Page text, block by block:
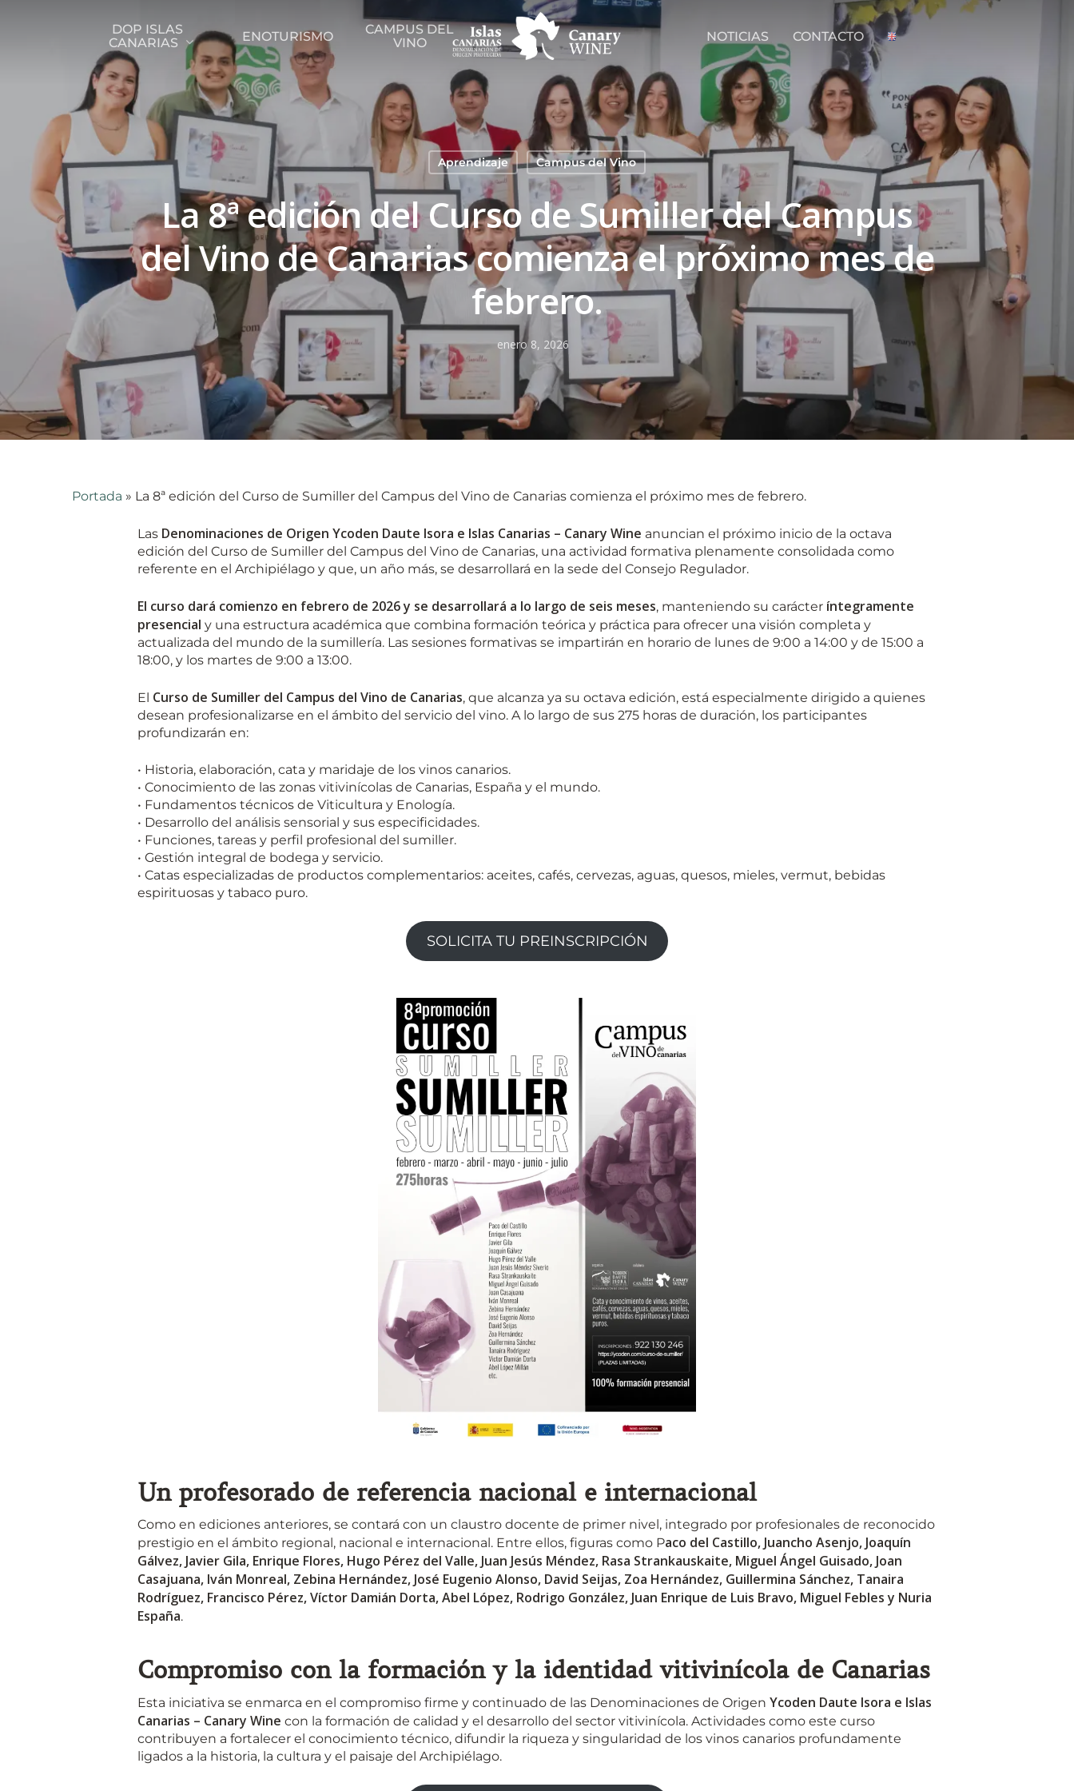
DOP ISLAS
CANARIAS
ENOTURISMO
CAMPUS DEL
VINO
NOTICIAS CONTACTO
Aprendizaje Campus del Vino
La 8ª edición del Curso de Sumiller del Campus
del Vino de Canarias comienza el próximo mes de
febrero.
enero 8, 2026
Portada » La 8ª edición del Curso de Sumiller del Campus del Vino de Canarias comienza el próximo mes de febrero.
Las Denominaciones de Origen Ycoden Daute Isora e Islas Canarias – Canary Wine anuncian el próximo inicio de la octava
edición del Curso de Sumiller del Campus del Vino de Canarias, una actividad formativa plenamente consolidada como
referente en el Archipiélago y que, un año más, se desarrollará en la sede del Consejo Regulador.
El curso dará comienzo en febrero de 2026 y se desarrollará a lo largo de seis meses, manteniendo su carácter íntegramente
presencial y una estructura académica que combina formación teórica y práctica para ofrecer una visión completa y
actualizada del mundo de la sumillería. Las sesiones formativas se impartirán en horario de lunes de 9:00 a 14:00 y de 15:00 a
18:00, y los martes de 9:00 a 13:00.
El Curso de Sumiller del Campus del Vino de Canarias, que alcanza ya su octava edición, está especialmente dirigido a quienes
desean profesionalizarse en el ámbito del servicio del vino. A lo largo de sus 275 horas de duración, los participantes
profundizarán en:
• Historia, elaboración, cata y maridaje de los vinos canarios.
• Conocimiento de las zonas vitivinícolas de Canarias, España y el mundo.
• Fundamentos técnicos de Viticultura y Enología.
• Desarrollo del análisis sensorial y sus especificidades.
• Funciones, tareas y perfil profesional del sumiller.
• Gestión integral de bodega y servicio.
• Catas especializadas de productos complementarios: aceites, cafés, cervezas, aguas, quesos, mieles, vermut, bebidas
espirituosas y tabaco puro.
SOLICITA TU PREINSCRIPCIÓN
Un profesorado de referencia nacional e internacional
Como en ediciones anteriores, se contará con un claustro docente de primer nivel, integrado por profesionales de reconocido
prestigio en el ámbito regional, nacional e internacional. Entre ellos, figuras como Paco del Castillo, Juancho Asenjo, Joaquín
Gálvez, Javier Gila, Enrique Flores, Hugo Pérez del Valle, Juan Jesús Méndez, Rasa Strankauskaite, Miguel Ángel Guisado, Joan
Casajuana, Iván Monreal, Zebina Hernández, José Eugenio Alonso, David Seijas, Zoa Hernández, Guillermina Sánchez, Tanaira
Rodríguez, Francisco Pérez, Víctor Damián Dorta, Abel López, Rodrigo González, Juan Enrique de Luis Bravo, Miguel Febles y Nuria
España.
Compromiso con la formación y la identidad vitivinícola de Canarias
Esta iniciativa se enmarca en el compromiso firme y continuado de las Denominaciones de Origen Ycoden Daute Isora e Islas
Canarias – Canary Wine con la formación de calidad y el desarrollo del sector vitivinícola. Actividades como este curso
contribuyen a fortalecer el conocimiento técnico, difundir la riqueza y singularidad de los vinos canarios profundamente
ligados a la historia, la cultura y el paisaje del Archipiélago.